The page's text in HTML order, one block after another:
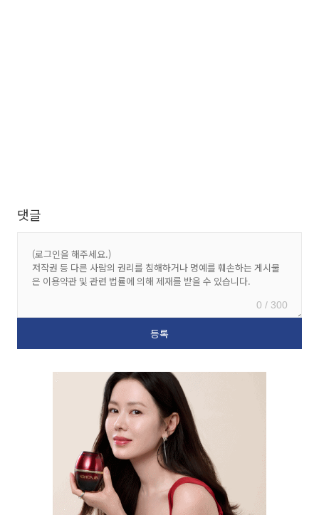
댓글
0 / 300